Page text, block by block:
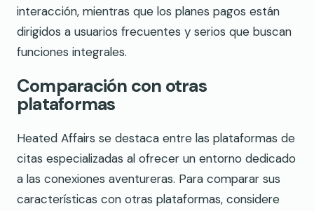
interacción, mientras que los planes pagos están
dirigidos a usuarios frecuentes y serios que buscan
funciones integrales.
Comparación con otras
plataformas
Heated Affairs se destaca entre las plataformas de
citas especializadas al ofrecer un entorno dedicado
a las conexiones aventureras. Para comparar sus
características con otras plataformas, considere